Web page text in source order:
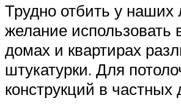
Трудно отбить у наших
желание использовать
домах и квартирах
штукатурки. Для
конструкций в